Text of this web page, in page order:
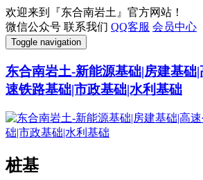
欢迎来到『东合南岩土』官方网站！
微信公众号 联系我们 QQ客服 会员中心
Toggle navigation
东合南岩土-新能源基础|房建基础
速铁路基础|市政基础|水利基础
桩基